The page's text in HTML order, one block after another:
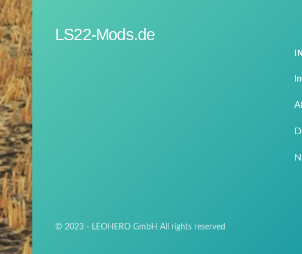
LS22-Mods.de
© 2023 - LEOHERO GmbH All rights reserved